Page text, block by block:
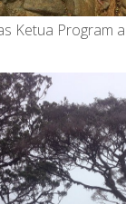
Ketua Program